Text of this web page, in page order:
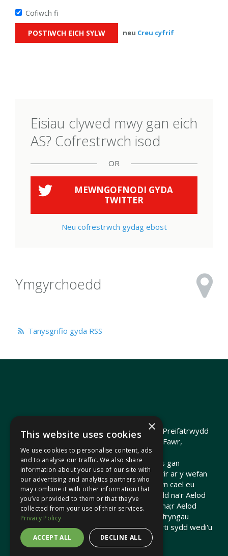
Cofiwch fi
neu Creu cyfrif
Eisiau clywed mwy gan eich
AS? Cofrestrwch isod
OR
MEWNGOFNODI GYDA
TWITTER
Neu cofrestrwch gydag ebost
Ymgyrchoedd
Tanysgrifio gyda RSS
Hawlfraint 2026 Heledd Fychan AS · Polisi Preifatrwydd
Hyrwyddwyd gan Heledd Fychan, 2 Stryd Fawr,
Pontypridd, CF37 1QJ.
Telir costau'r wefan hon o arian cyhoeddus gan
Gomisiwn y Senedd. Gall dolenni a ddarperir ar y wefan
hon arwain at wefannau allanol nad ydynt yn cael eu
cynnal na'u hariannu gan Gomisiwn y Senedd na'r Aelod
o'r Senedd. Nid yw'r Comisiwn y Senedd / na;r Aelod
Senedd yn gyfrifol am gynnwys unrhyw gyfryngau
mewnosodedig na gwefannau trydydd parti sydd wedi'u
cysylltu yma.
Crewyd ganBrand Response gydaNationBuilder
×
This website uses cookies
We use cookies to personalise content, ads
and to analyse our traffic. We also share
information about your use of our site with
our advertising and analytics partners who
may combine it with other information that
you’ve provided to them or that they’ve
collected from your use of their services.
Privacy Policy
ACCEPT ALL DECLINE ALL